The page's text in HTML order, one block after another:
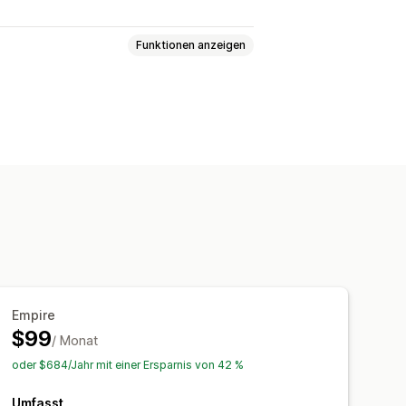
Funktionen anzeigen
Britische Jungferninseln
Frankreich
Österreich
Empire
$99/ Monat
oder $684/Jahr mit einer Ersparnis von 42 %
Umfasst